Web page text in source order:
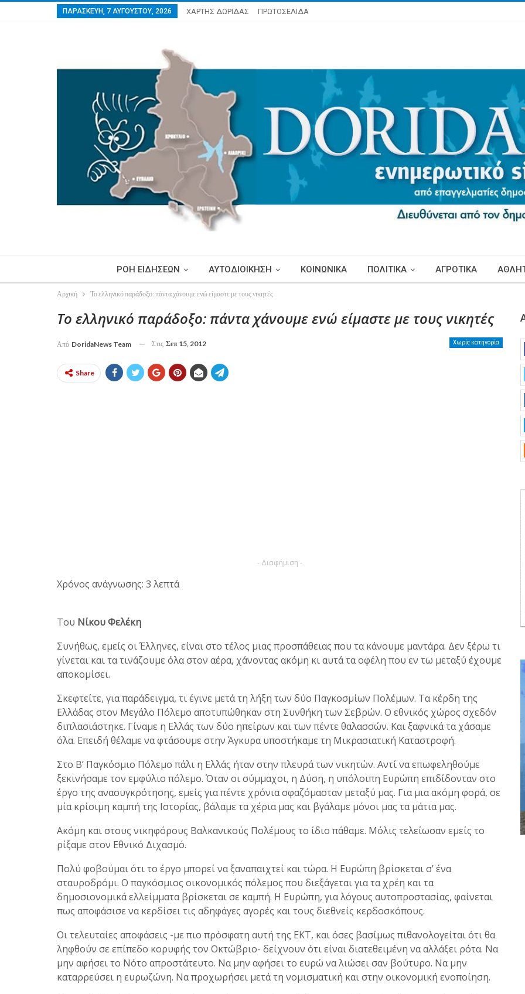
ΠΑΡΑΣΚΕΥΉ, 7 ΑΥΓΟΎΣΤΟΥ, 2026 ΧΑΡΤΗΣ ΔΩΡΙΔΑΣ ΠΡΩΤΟΣΕΛΙΔΑ
ΡΟΗ ΕΙΔΗΣΕΩΝ ΑΥΤΟΔΙΟΙΚΗΣΗ ΚΟΙΝΩΝΙΚΑ ΠΟΛΙΤΙΚΑ ΑΓΡΟΤΙΚΑ
Αρχική Το ελληνικό παράδοξο: πάντα χάνουμε ενώ είμαστε με τους νικητές
Το ελληνικό παράδοξο: πάντα χάνουμε ενώ είμαστε με τους νικητές
Χωρίς κατηγορία
Από DoridaNews Team Στις Σεπ 15, 2012
Share
- Διαφήμιση -
Χρόνος ανάγνωσης: 3 λεπτά
Του Νίκου Φελέκη
Συνήθως, εμείς οι Έλληνες, είναι στο τέλος μιας προσπάθειας που τα κάνουμε μαντάρα. Δεν ξέρω τι
γίνεται και τα τινάζουμε όλα στον αέρα, χάνοντας ακόμη κι αυτά τα οφέλη που εν τω μεταξύ έχουμε
αποκομίσει.
Σκεφτείτε, για παράδειγμα, τι έγινε μετά τη λήξη των δύο Παγκοσμίων Πολέμων. Τα κέρδη της
Ελλάδας στον Μεγάλο Πόλεμο αποτυπώθηκαν στη Συνθήκη των Σεβρών. Ο εθνικός χώρος σχεδόν
διπλασιάστηκε. Γίναμε η Ελλάς των δύο ηπείρων και των πέντε θαλασσών. Και ξαφνικά τα χάσαμε
όλα. Επειδή θέλαμε να φτάσουμε στην Άγκυρα υποστήκαμε τη Μικρασιατική Καταστροφή.
Στο Β’ Παγκόσμιο Πόλεμο πάλι η Ελλάς ήταν στην πλευρά των νικητών. Αντί να επωφεληθούμε
ξεκινήσαμε τον εμφύλιο πόλεμο. Όταν οι σύμμαχοι, η Δύση, η υπόλοιπη Ευρώπη επιδίδονταν στο
έργο της ανασυγκρότησης, εμείς για πέντε χρόνια σφαζόμασταν μεταξύ μας. Για μια ακόμη φορά, σε
μία κρίσιμη καμπή της Ιστορίας, βάλαμε τα χέρια μας και βγάλαμε μόνοι μας τα μάτια μας.
Ακόμη και στους νικηφόρους Βαλκανικούς Πολέμους το ίδιο πάθαμε. Μόλις τελείωσαν εμείς το
ρίξαμε στον Εθνικό Διχασμό.
Πολύ φοβούμαι ότι το έργο μπορεί να ξαναπαιχτεί και τώρα. Η Ευρώπη βρίσκεται σ’ ένα
σταυροδρόμι. Ο παγκόσμιος οικονομικός πόλεμος που διεξάγεται για τα χρέη και τα
δημοσιονομικά ελλείμματα βρίσκεται σε καμπή. Η Ευρώπη, για λόγους αυτοπροστασίας, φαίνεται
πως αποφάσισε να κερδίσει τις αδηφάγες αγορές και τους διεθνείς κερδοσκόπους.
Οι τελευταίες αποφάσεις -με πιο πρόσφατη αυτή της ΕΚΤ, και όσες βασίμως πιθανολογείται ότι θα
ληφθούν σε επίπεδο κορυφής τον Οκτώβριο- δείχνουν ότι είναι διατεθειμένη να αλλάξει ρότα. Να
μην αφήσει το Νότο απροστάτευτο. Να μην αφήσει το ευρώ να λιώσει σαν βούτυρο. Να μην
καταρρεύσει η ευρωζώνη. Να προχωρήσει μετά τη νομισματική και στην οικονομική ενοποίηση.